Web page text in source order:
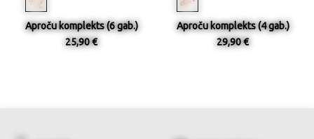
Aproču komplekts (6 gab.)
25,90 €
Aproču komplekts (4 gab.)
29,90 €